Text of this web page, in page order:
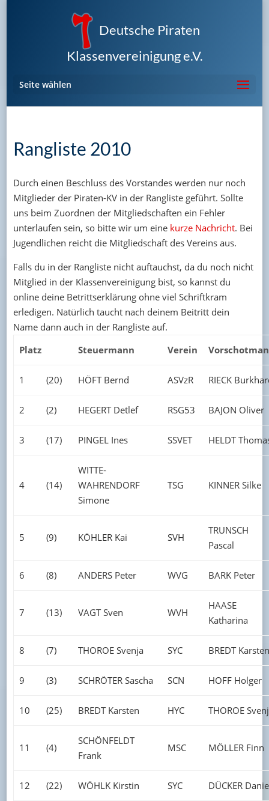
Deutsche Piraten
Klassenvereinigung e.V.
Seite wählen
Rangliste 2010
Durch einen Beschluss des Vorstandes werden nur noch
Mitglieder der Piraten-KV in der Rangliste geführt. Sollte
uns beim Zuordnen der Mitgliedschaften ein Fehler
unterlaufen sein, so bitte wir um eine kurze Nachricht. Bei
Jugendlichen reicht die Mitgliedschaft des Vereins aus.
Falls du in der Rangliste nicht auftauchst, da du noch nicht
Mitglied in der Klassenvereinigung bist, so kannst du
online deine Betrittserklärung ohne viel Schriftkram
erledigen. Natürlich taucht nach deinem Beitritt dein
Name dann auch in der Rangliste auf.
Platz
Steuermann Verein
1 (20) HÖFT Bernd ASVzR RIECK
2 (2) HEGERT Detlef RSG53 BAJON Oliver
3 (17) PINGEL Ines SSVET HELDT
4 (14)
WITTE-
WAHRENDORF
Simone
TSG KINNER Silke
5 (9) KÖHLER Kai SVH
TRUNSCH
Pascal
6 (8) ANDERS Peter WVG BARK Peter
7 (13) VAGT Sven WVH
HAASE
Katharina
8 (7) THOROE Svenja SYC BREDT Karsten
9 (3) SCHRÖTER Sascha SCN HOFF Holger
10 (25) BREDT Karsten HYC THOROE
11 (4)
SCHÖNFELDT
Frank
MSC MÖLLER Finn
12 (22) WÖHLK Kirstin SYC DÜCKER